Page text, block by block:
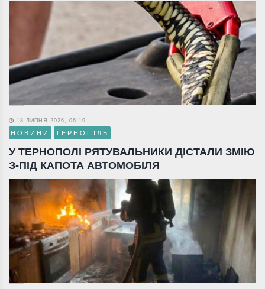
18 ЛИПНЯ 2026, 06:19
НОВИНИ ТЕРНОПІЛЬ
У ТЕРНОПОЛІ РЯТУВАЛЬНИКИ ДІСТАЛИ ЗМІЮ
З-ПІД КАПОТА АВТОМОБІЛЯ